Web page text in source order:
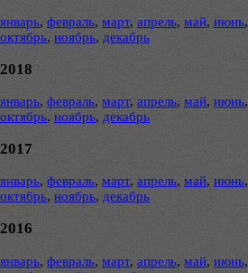
январь, февраль, март, апрель, май, июнь,
октябрь, ноябрь, декабрь
2018
январь, февраль, март, апрель, май, июнь,
октябрь, ноябрь, декабрь
2017
январь, февраль, март, апрель, май, июнь,
октябрь, ноябрь, декабрь
2016
январь, февраль, март, апрель, май, июнь,